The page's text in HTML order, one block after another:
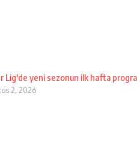
Lig'de yeni sezonun ilk hafta
2, 2026